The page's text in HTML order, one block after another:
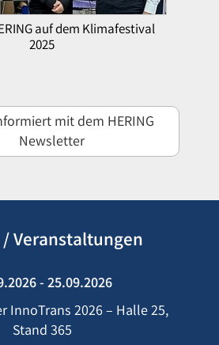
auf dem Klimafestival
2025
mit dem HERING
Newsletter
/ Veranstaltungen
- 25.09.2026
InnoTrans 2026 – Halle 25,
Stand 365